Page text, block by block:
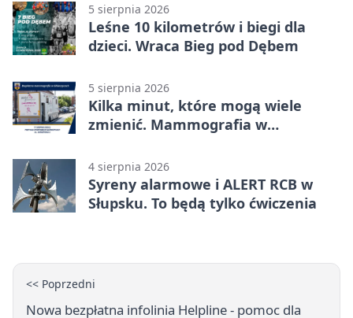
5 sierpnia 2026
Leśne 10 kilometrów i biegi dla
dzieci. Wraca Bieg pod Dębem
5 sierpnia 2026
Kilka minut, które mogą wiele
zmienić. Mammografia w
4 sierpnia 2026
Syreny alarmowe i ALERT RCB w
Słupsku. To będą tylko ćwiczenia
<< Poprzedni
Nowa bezpłatna infolinia Helpline - pomoc dla